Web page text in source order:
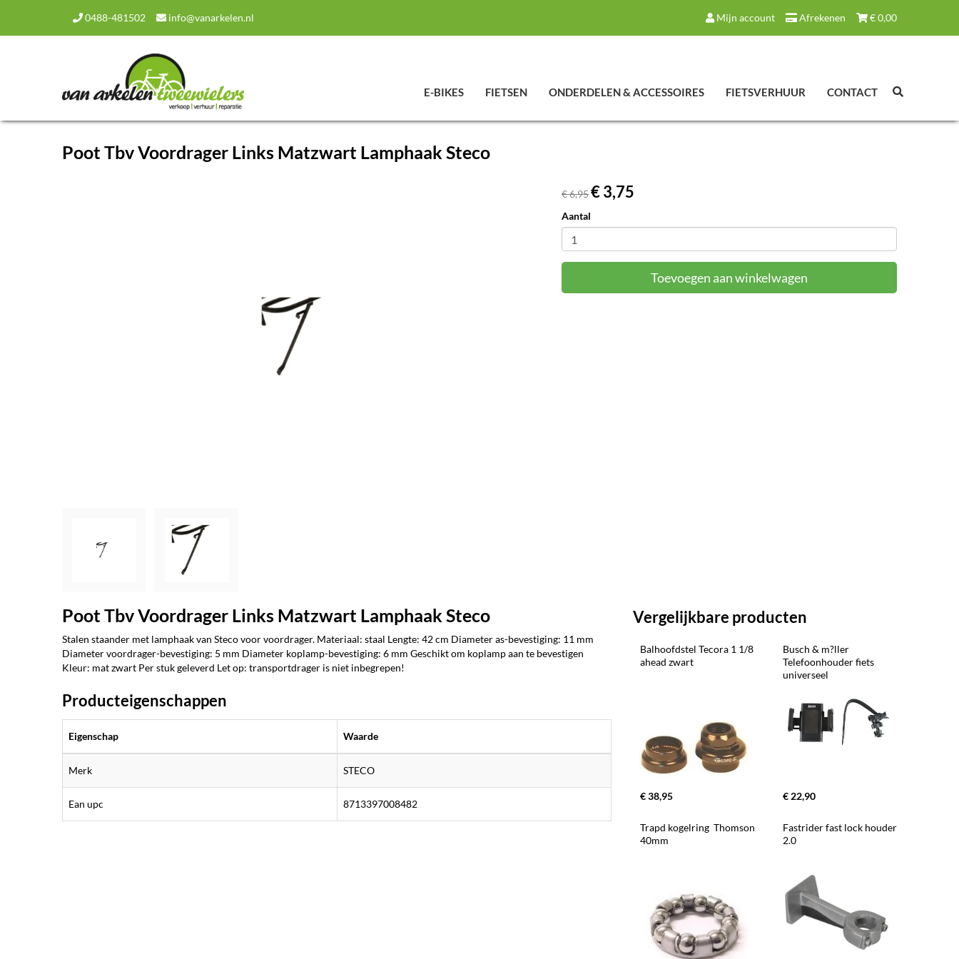
0488-481502 info@vanarkelen.nl €0,00
Afrekenen
Mijn account
E-BIKES FIETSEN ONDERDELEN & ACCESSOIRES FIETSVERHUUR CONTACT
Poot Tbv Voordrager Links Matzwart Lamphaak Steco
€ 6,95€ 3,75
Aantal
Toevoegen aan winkelwagen
Poot Tbv Voordrager Links Matzwart Lamphaak Steco
Stalen staander met lamphaak van Steco voor voordrager. Materiaal: staal Lengte: 42 cm Diameter as-bevestiging: 11 mm
Diameter voordrager-bevestiging: 5 mm Diameter koplamp-bevestiging: 6 mm Geschikt om koplamp aan te bevestigen
Kleur: mat zwart Per stuk geleverd Let op: transportdrager is niet inbegrepen!
Producteigenschappen
Eigenschap Waarde
Merk STECO
Ean upc 8713397008482
Vergelijkbare producten
Balhoofdstel Tecora 1 1/8
ahead zwart
€ 38,95
Busch & m?ller
Telefoonhouder fiets
universeel
€ 22,90
Trapd kogelring  Thomson
40mm
Fastrider fast lock houder
2.0